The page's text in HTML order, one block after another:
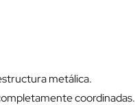
metálica.
coordinadas.